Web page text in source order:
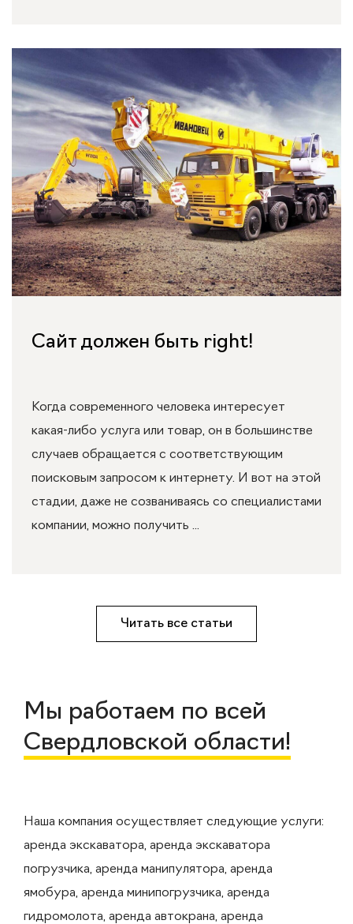
Сайт должен быть right!
Когда современного человека интересует
какая-либо услуга или товар, он в большинстве
случаев обращается с соответствующим
поисковым запросом к интернету. И вот на этой
стадии, даже не созваниваясь со специалистами
компании, можно получить ...
Читать все статьи
Мы работаем по всей
Свердловской области!
Наша компания осуществляет следующие услуги:
аренда экскаватора, аренда экскаватора
погрузчика, аренда манипулятора, аренда
ямобура, аренда минипогрузчика, аренда
гидромолота, аренда автокрана, аренда